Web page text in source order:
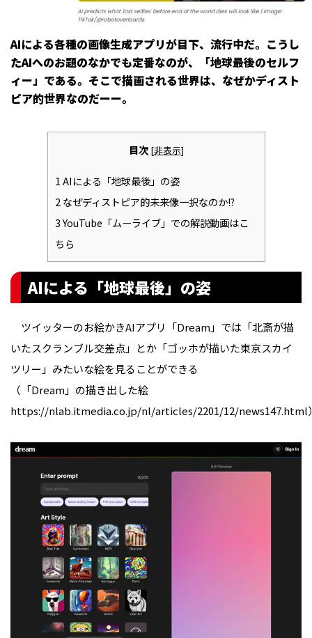
AIによる各種の画像生成アプリが目下、流行中だ。こうし
たAIへのお題のなかでも定番なのが、「地球最後のセルフ
ィー」である。そこで描画される世界は、なぜかディスト
ピア的世界なのだーー。
目次 [非表示]
1AIによる「地球最後」の姿
2なぜディストピア的未来像一択なのか!?
3YouTube「ムーライブ」での解説動画はこ
ちら
AIによる「地球最後」の姿
ツイッターのお絵かきAIアプリ「Dream」では「北斎が描
いたスクランブル交差点」とか「ゴッホが描いた東京スカイ
ツリー」みたいな絵を見ることができる
（「Dream」の描き出した絵
https://nlab.itmedia.co.jp/nl/articles/2201/12/news147.html